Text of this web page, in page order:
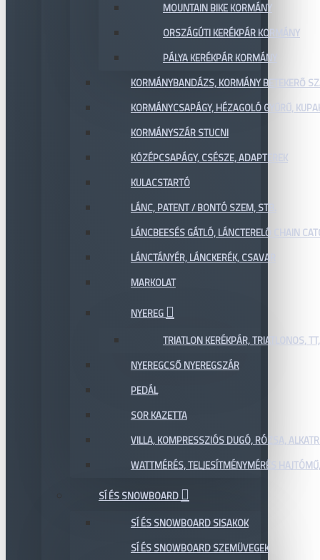
MOUNTAIN BIKE KORMÁNY
ORSZÁGÚTI KERÉKPÁR KORMÁNY
PÁLYA KERÉKPÁR KORMÁNY
KORMÁNYBANDÁZS, KORMÁNY BETEKERŐ
KORMÁNYCSAPÁGY, HÉZAGOLÓ GYŰRŰ,
KORMÁNYSZÁR STUCNI
KÖZÉPCSAPÁGY, CSÉSZE, ADAPTEREK
KULACSTARTÓ
LÁNC, PATENT / BONTÓ SZEM, STB.
LÁNCBEESÉS GÁTLÓ, LÁNCTERELŐ CHAIN
LÁNCTÁNYÉR, LÁNCKERÉK, CSAVAR
MARKOLAT
NYEREG
TRIATLON KERÉKPÁR, TRIATLONOS,
NYEREGCSŐ NYEREGSZÁR
PEDÁL
SOR KAZETTA
VILLA, KOMPRESSZIÓS DUGÓ, RÓZSA,
WATTMÉRÉS, TELJESÍTMÉNYMÉRÉS
SÍ ÉS SNOWBOARD
SÍ ÉS SNOWBOARD SISAKOK
SÍ ÉS SNOWBOARD SZEMÜVEGEK